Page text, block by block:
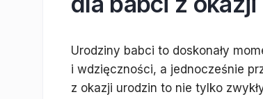
Urodziny babci to doskonały
i wdzięczności, a jednocześnie
z okazji urodzin to nie tylko